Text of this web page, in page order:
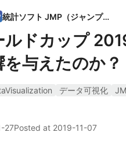
統計ソフト JMP（ジャンプ）
ルドカップ
与えたのか？
データ可視化
27Posted at 2019-11-07